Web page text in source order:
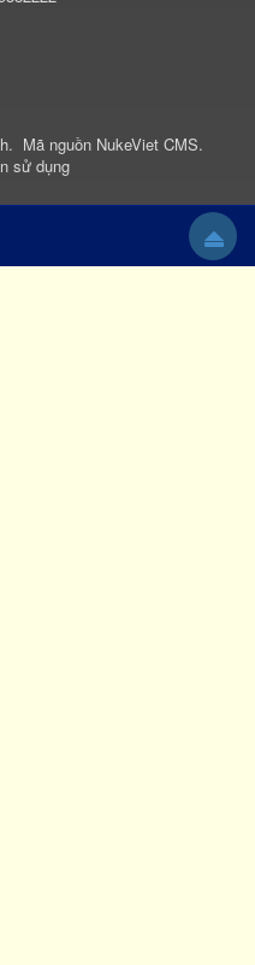
. Mã nguồn NukeViet CMS.
sử dụng